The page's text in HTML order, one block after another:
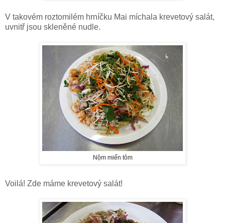
V takovém roztomilém hrníčku Mai míchala krevetový salát,
uvnitř jsou skleněné nudle.
Nộm miến tôm
Voilá! Zde máme krevetový salát!